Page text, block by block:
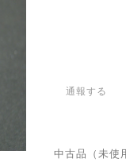
通報する
中古品（未使